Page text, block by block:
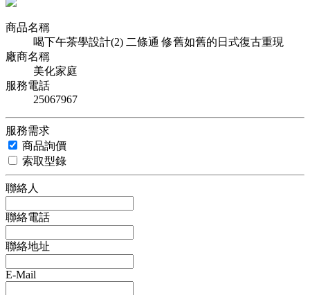
商品名稱
喝下午茶學設計(2) 二條通 修舊如舊的日式復古重現
廠商名稱
美化家庭
服務電話
25067967
服務需求
商品詢價
索取型錄
聯絡人
聯絡電話
聯絡地址
E-Mail